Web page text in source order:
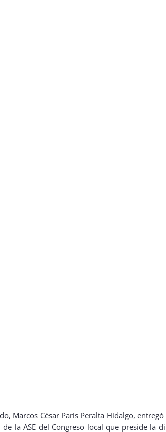
Marcos César Paris Peralta Hidalgo,
la ASE del Congreso local que preside